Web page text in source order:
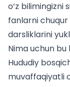
o‘z bilimingizni
fanlarni chuqur
darsliklarini
Nima uchun
Hududiy
muvaffaqiyatli